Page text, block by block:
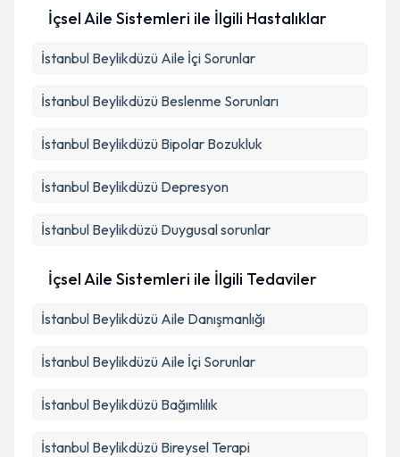
İçsel Aile Sistemleri ile İlgili Hastalıklar
İstanbul Beylikdüzü Aile İçi Sorunlar
İstanbul Beylikdüzü Beslenme Sorunları
İstanbul Beylikdüzü Bipolar Bozukluk
İstanbul Beylikdüzü Depresyon
İstanbul Beylikdüzü Duygusal sorunlar
İçsel Aile Sistemleri ile İlgili Tedaviler
İstanbul Beylikdüzü Aile Danışmanlığı
İstanbul Beylikdüzü Aile İçi Sorunlar
İstanbul Beylikdüzü Bağımlılık
İstanbul Beylikdüzü Bireysel Terapi